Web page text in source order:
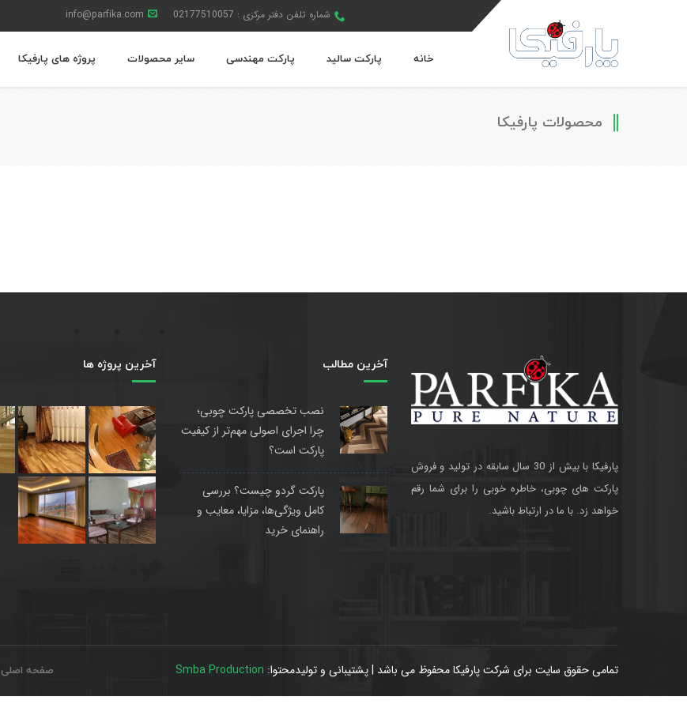
شماره تلفن دفتر مرکزی : 02177510057 info@parfika.com
خانه پارکت سالید پارکت مهندسی سایر محصولات پروژه های پارفیکا
محصولات پارفیکا
پارفیکا با بیش از 30 سال سابقه در تولید و فروش
پارکت های چوبی، خاطره خوبی را برای شما رقم
خواهد زد. با ما در ارتباط باشید.
آخرین مطالب
نصب تخصصی پارکت چوبی؛
چرا اجرای اصولی مهم‌تر از کیفیت
پارکت است؟
پارکت گردو چیست؟ بررسی
کامل ویژگی‌ها، مزایا، معایب و
راهنمای خرید
آخرین پروژه ها
تمامی حقوق سایت برای شرکت پارفیکا محفوظ می باشد | پشتیبانی و تولیدمحتوا: Smba Production صفحه اصلی